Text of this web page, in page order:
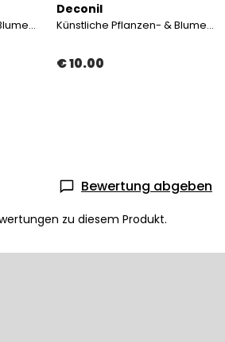
Künstliche Pflanzen- & Blumen Vertikal Gartenpaneel 100×100 cm
Deconil
Künstliche Pflanzen- & Blumen Vertikal Gartenpaneel 50×50cm
€ 10.00
Bewertung abgeben
zu diesem Produkt.